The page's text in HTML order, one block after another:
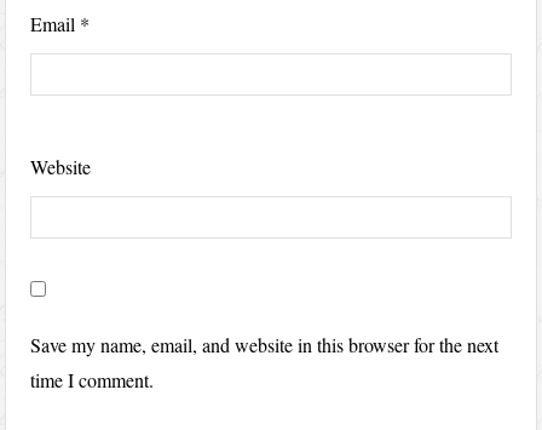
Email *
Website
Save my name, email, and website in this browser for the next
time I comment.